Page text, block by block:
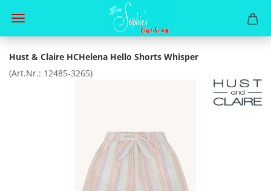
Hust & Claire HCHelena Hello Shorts Whisper
(Art.Nr.: 12485-3265)